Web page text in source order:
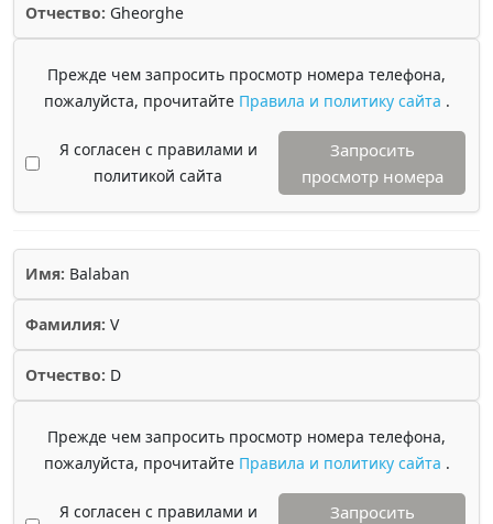
Отчество: Gheorghe
Прежде чем запросить просмотр номера телефона,
пожалуйста, прочитайте Правила и политику сайта .
Я согласен с правилами и
политикой сайта
Запросить
просмотр номера
Имя: Balaban
Фамилия: V
Отчество: D
Прежде чем запросить просмотр номера телефона,
пожалуйста, прочитайте Правила и политику сайта .
Я согласен с правилами и
Запросить